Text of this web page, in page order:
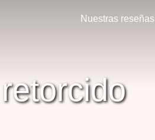
Nuestras reseñas